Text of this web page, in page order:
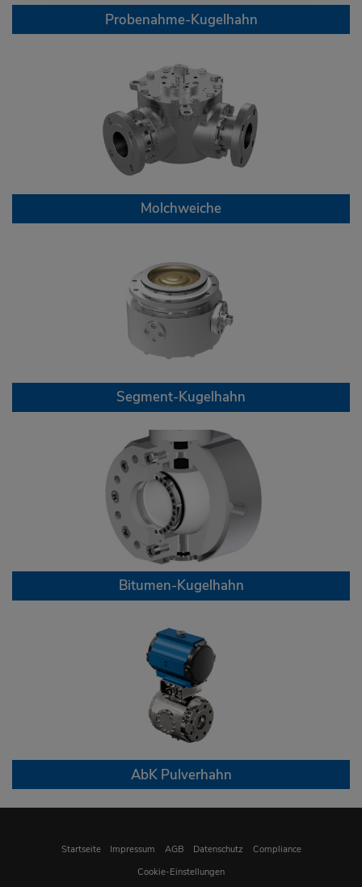
Probenahme-Kugelhahn
Molchweiche
Segment-Kugelhahn
Bitumen-Kugelhahn
AbK Pulverhahn
Startseite Impressum AGB Datenschutz
Compliance
Cookie-Einstellungen